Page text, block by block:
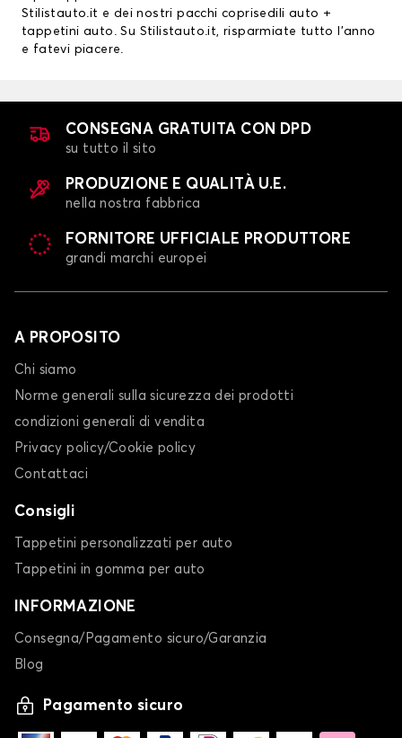
Stilistauto.it e dei nostri pacchi coprisedili auto +
tappetini auto. Su Stilistauto.it, risparmiate tutto l’anno
e fatevi piacere.
CONSEGNA GRATUITA CON DPD
su tutto il sito
PRODUZIONE E QUALITÀ U.E.
nella nostra fabbrica
FORNITORE UFFICIALE PRODUTTORE
grandi marchi europei
A PROPOSITO
Chi siamo
Norme generali sulla sicurezza dei prodotti
condizioni generali di vendita
Privacy policy/Cookie policy
Contattaci
Consigli
Tappetini personalizzati per auto
Tappetini in gomma per auto
INFORMAZIONE
Consegna/Pagamento sicuro/Garanzia
Blog
Pagamento sicuro